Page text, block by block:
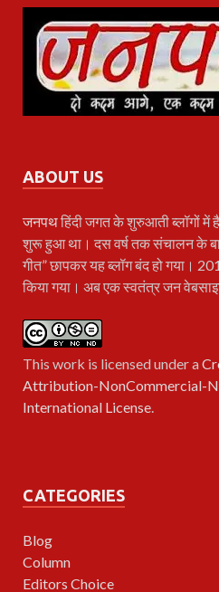
ABOUT US
जनपथहिंदी जगत के शुरुआती ब्लॉगों
शुरू हुआ था। दस वर्ष तक संचालन के
गीत” छापकर यह ब्लॉग बंद हो गया।
किया गया। अब एक स्वतंत्र जन
This work is licensed under a
Attribution-NonCommercial-
International License.
CATEGORIES
Blog
Column
Editors Choice